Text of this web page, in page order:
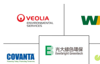
Wiederverwendung erfordert